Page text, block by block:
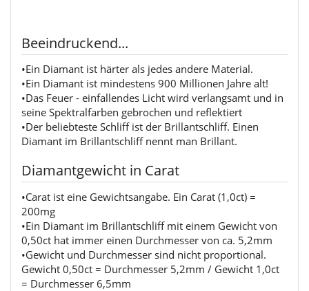
Beeindruckend...
•Ein Diamant ist härter als jedes andere Material.
•Ein Diamant ist mindestens 900 Millionen Jahre alt!
•Das Feuer - einfallendes Licht wird verlangsamt und in
seine Spektralfarben gebrochen und reflektiert
•Der beliebteste Schliff ist der Brillantschliff. Einen
Diamant im Brillantschliff nennt man Brillant.
Diamantgewicht in Carat
•Carat ist eine Gewichtsangabe. Ein Carat (1,0ct) =
200mg
•Ein Diamant im Brillantschliff mit einem Gewicht von
0,50ct hat immer einen Durchmesser von ca. 5,2mm
•Gewicht und Durchmesser sind nicht proportional.
Gewicht 0,50ct = Durchmesser 5,2mm / Gewicht 1,0ct
= Durchmesser 6,5mm